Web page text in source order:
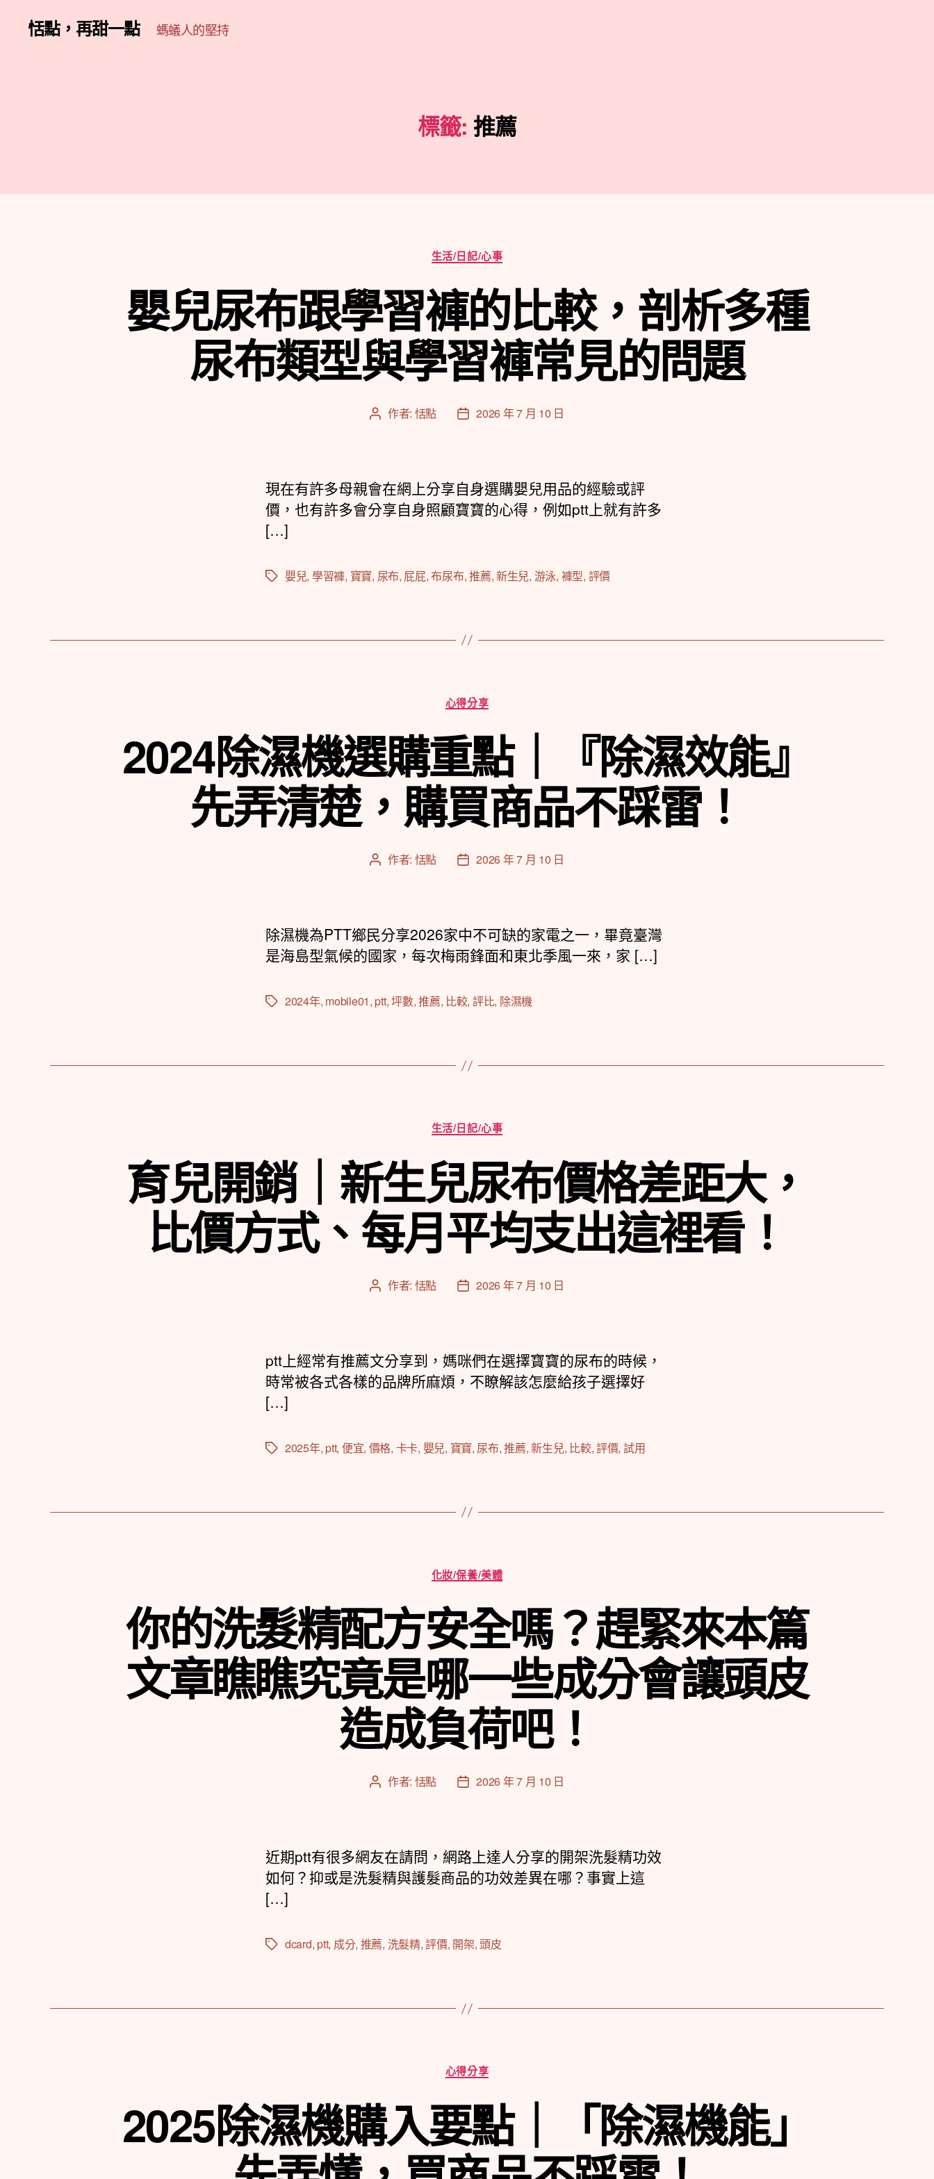
恬點，再甜一點 螞蟻人的堅持
標籤: 推薦
分
類
生活/日記/心事
嬰兒尿布跟學習褲的比較，剖析多種
尿布類型與學習褲常見的問題
文 作者: 恬點
文
日
期
2026 年 7 月 10 日
現在有許多母親會在網上分享自身選購嬰兒用品的經驗或評
價，也有許多會分享自身照顧寶寶的心得，例如ptt上就有許多
[…]
標
嬰兒, 學習褲, 寶寶, 尿布, 屁屁,布尿布,推薦,新生兒, 游泳, 褲型, 評價
分
類
心得分享
2024除濕機選購重點｜『除濕效能』
先弄清楚，購買商品不踩雷！
文 作者: 恬點
文
日
期
2026 年 7 月 10 日
除濕機為PTT鄉民分享2026家中不可缺的家電之一，畢竟臺灣
是海島型氣候的國家，每次梅雨鋒面和東北季風一來，家 […]
標 2024年, mobile01, ptt,坪數,推薦, 比較, 評比, 除濕機
分
類
生活/日記/心事
育兒開銷｜新生兒尿布價格差距大，
比價方式、每月平均支出這裡看！
文 作者: 恬點
文
日
期
2026 年 7 月 10 日
ptt上經常有推薦文分享到，媽咪們在選擇寶寶的尿布的時候，
時常被各式各樣的品牌所麻煩，不瞭解該怎麼給孩子選擇好
[…]
標 2025年, ptt, 便宜, 價格, 卡卡, 嬰兒, 寶寶, 尿布,推薦,新生兒, 比較,評價, 試用
分
類
化妝/保養/美體
你的洗髮精配方安全嗎？趕緊來本篇
文章瞧瞧究竟是哪一些成分會讓頭皮
造成負荷吧！
文 作者: 恬點
文
日
期
2026 年 7 月 10 日
近期ptt有很多網友在請問，網路上達人分享的開架洗髮精功效
如何？抑或是洗髮精與護髮商品的功效差異在哪？事實上這
[…]
標 dcard, ptt, 成分, 推薦, 洗髮精,評價, 開架,頭皮
分
類
心得分享
2025除濕機購入要點｜「除濕機能」